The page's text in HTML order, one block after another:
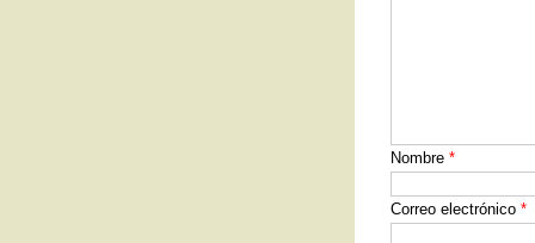
Nombre *
Correo electrónico *